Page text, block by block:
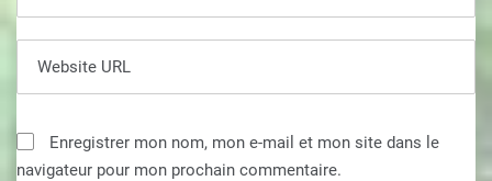
Enregistrer mon nom, mon e-mail et mon site dans le
navigateur pour mon prochain commentaire.